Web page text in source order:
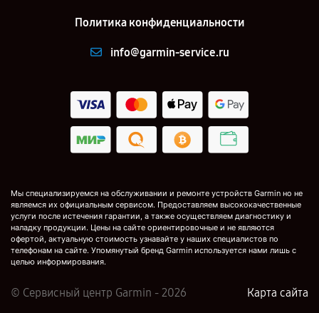
Политика конфиденциальности
info@garmin-service.ru
Мы специализируемся на обслуживании и ремонте устройств Garmin но не
являемся их официальным сервисом. Предоставляем высококачественные
услуги после истечения гарантии, а также осуществляем диагностику и
наладку продукции. Цены на сайте ориентировочные и не являются
офертой, актуальную стоимость узнавайте у наших специалистов по
телефонам на сайте. Упомянутый бренд Garmin используется нами лишь с
целью информирования.
© Сервисный центр Garmin - 2026 Карта сайта